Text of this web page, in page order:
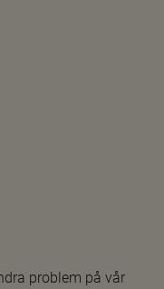
problem på vår